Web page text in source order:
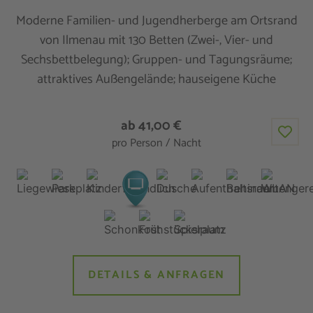
Moderne Familien- und Jugendherberge am Ortsrand
von Ilmenau mit 130 Betten (Zwei-, Vier- und
Sechsbettbelegung); Gruppen- und Tagungsräume;
attraktives Außengelände; hauseigene Küche
ab 41,00 €
pro Person / Nacht
DETAILS & ANFRAGEN